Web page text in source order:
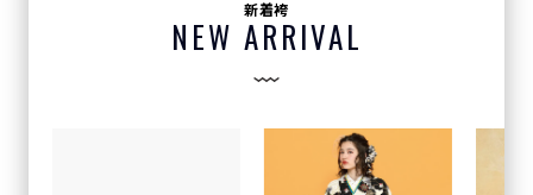
新着袴
NEW ARRIVAL